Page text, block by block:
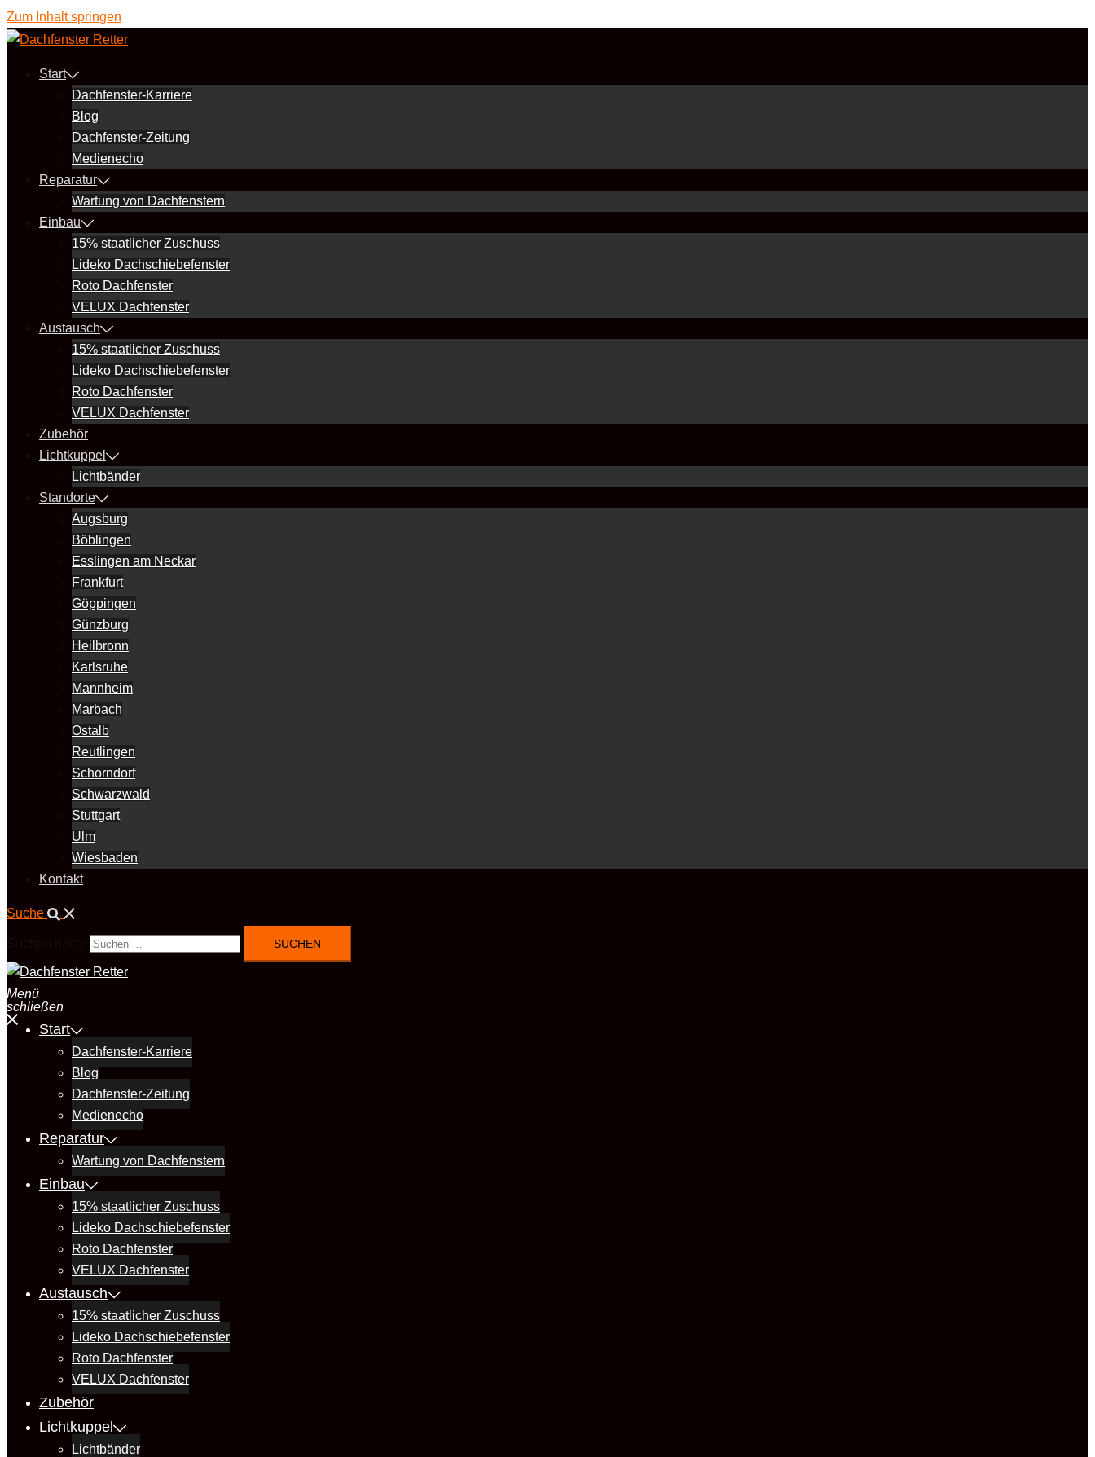
Zum Inhalt springen
Start
Dachfenster-Karriere
Blog
Dachfenster-Zeitung
Medienecho
Reparatur
Wartung von Dachfenstern
Einbau
15% staatlicher Zuschuss
Lideko Dachschiebefenster
Roto Dachfenster
VELUX Dachfenster
Austausch
15% staatlicher Zuschuss
Lideko Dachschiebefenster
Roto Dachfenster
VELUX Dachfenster
Zubehör
Lichtkuppel
Lichtbänder
Standorte
Augsburg
Böblingen
Esslingen am Neckar
Frankfurt
Göppingen
Günzburg
Heilbronn
Karlsruhe
Mannheim
Marbach
Ostalb
Reutlingen
Schorndorf
Schwarzwald
Stuttgart
Ulm
Wiesbaden
Kontakt
Suche
Menü
schließen
Start
Dachfenster-Karriere
Blog
Dachfenster-Zeitung
Medienecho
Reparatur
Wartung von Dachfenstern
Einbau
15% staatlicher Zuschuss
Lideko Dachschiebefenster
Roto Dachfenster
VELUX Dachfenster
Austausch
15% staatlicher Zuschuss
Lideko Dachschiebefenster
Roto Dachfenster
VELUX Dachfenster
Zubehör
Lichtkuppel
Lichtbänder